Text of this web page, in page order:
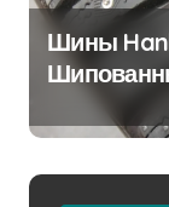
Шины
Партнёр